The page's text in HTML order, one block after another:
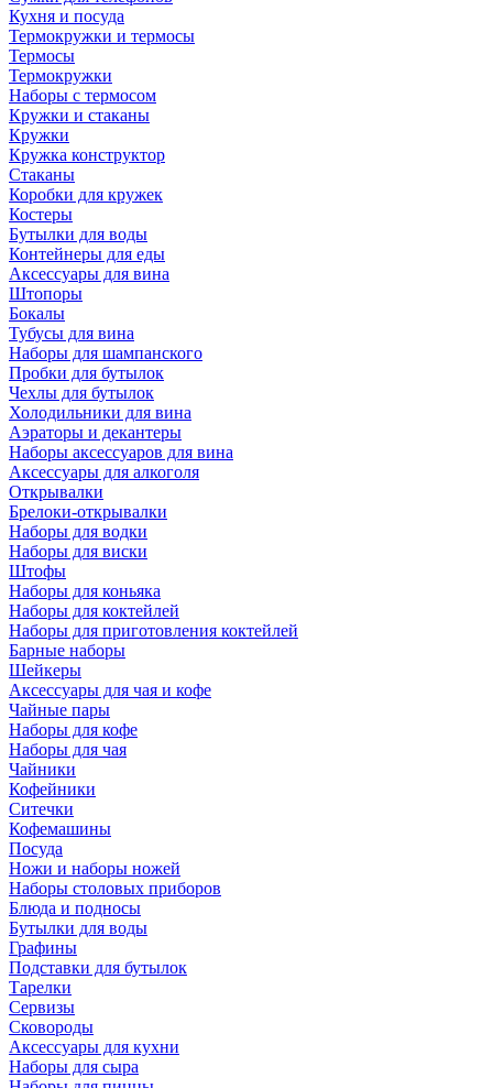
Кухня и посуда
Термокружки и термосы
Термосы
Термокружки
Наборы с термосом
Кружки и стаканы
Кружки
Кружка конструктор
Стаканы
Коробки для кружек
Костеры
Бутылки для воды
Контейнеры для еды
Аксессуары для вина
Штопоры
Бокалы
Тубусы для вина
Наборы для шампанского
Пробки для бутылок
Чехлы для бутылок
Холодильники для вина
Аэраторы и декантеры
Наборы аксессуаров для вина
Аксессуары для алкоголя
Открывалки
Брелоки-открывалки
Наборы для водки
Наборы для виски
Штофы
Наборы для коньяка
Наборы для коктейлей
Наборы для приготовления коктейлей
Барные наборы
Шейкеры
Аксессуары для чая и кофе
Чайные пары
Наборы для кофе
Наборы для чая
Чайники
Кофейники
Ситечки
Кофемашины
Посуда
Ножи и наборы ножей
Наборы столовых приборов
Блюда и подносы
Бутылки для воды
Графины
Подставки для бутылок
Тарелки
Сервизы
Сковороды
Аксессуары для кухни
Наборы для сыра